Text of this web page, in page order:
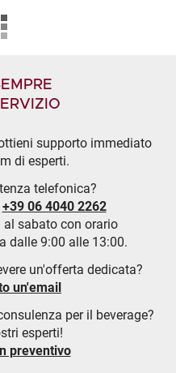
supporto immediato
di esperti.
telefonica?
+39 06 4040 2262
sabato con orario
dalle 9:00 alle 13:00.
un'offerta dedicata?
un'email
per il beverage?
esperti!
preventivo